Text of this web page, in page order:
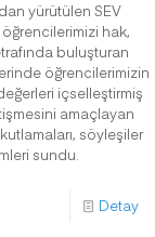
yürütülen SEV
hak,
buluşturan
öğrencilerimizin
içselleştirmiş
amaçlayan
söyleşiler
sundu.
Detay